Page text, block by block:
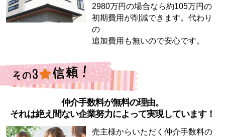
2980万円の場合なら約105万円の
初期費用が削減できます。代わり
の
追加費用も無いので安心です。
仲介手数料が無料の理由。
それは絶え間ない企業努力によって実現しています！
売主様からいただく仲介手数料の